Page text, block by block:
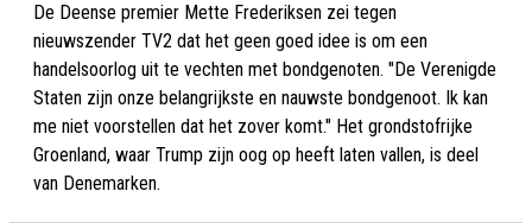
De Deense premier Mette Frederiksen zei tegen
nieuwszender TV2 dat het geen goed idee is om een
handelsoorlog uit te vechten met bondgenoten. "De Verenigde
Staten zijn onze belangrijkste en nauwste bondgenoot. Ik kan
me niet voorstellen dat het zover komt." Het grondstofrijke
Groenland, waar Trump zijn oog op heeft laten vallen, is deel
van Denemarken.